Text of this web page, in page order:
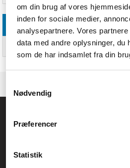
om din brug af vores
inden for sociale medier,
analysepartnere. Vores
data med andre oplysninger, du
som de har indsamlet fra din
Nødvendig
Præferencer
Statistik
Logistik data
Produkter pr. hovedkasse
20 stk
CVR.: 26208637
Generelle henvendelser: